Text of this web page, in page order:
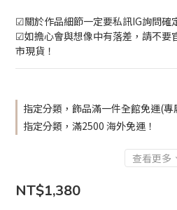
☑關於作品細節一定要私訊IG詢問確
☑如擔心會與想像中有落差，請不要
市現貨！
指定分類，飾品滿一件全館免運(
指定分類，滿2500 海外免運！
查看更多
NT$1,380